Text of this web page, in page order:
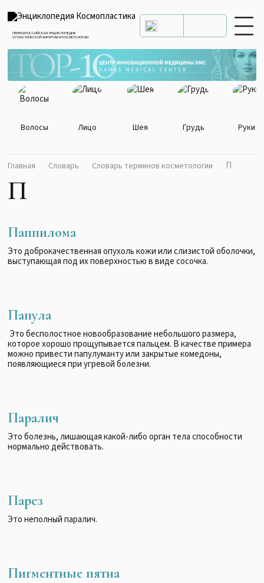
ПЕРВАЯ РОССИЙСКАЯ ЭНЦИКЛОПЕДИЯ
О ПЛАСТИЧЕСКОЙ ХИРУРГИИ И КОСМЕТОЛОГИИ
Волосы Лицо Шея Грудь Руки
Главная Словарь Словарь терминов косметологии П
П
Паппилома
Это доброкачественная опухоль кожи или слизистой оболочки,
выступающая под их поверхностью в виде сосочка.
Папула
Это бесполостное новообразование небольшого размера,
которое хорошо прощупывается пальцем. В качестве примера
можно привести папулуманту или закрытые комедоны,
появляющиеся при угревой болезни.
Паралич
Это болезнь, лишающая какой-либо орган тела способности
нормально действовать.
Парез
Это неполный паралич.
Пигментные пятна